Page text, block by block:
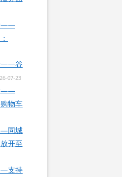
——
——谷
07-23
——
物车
同城
开至
支持